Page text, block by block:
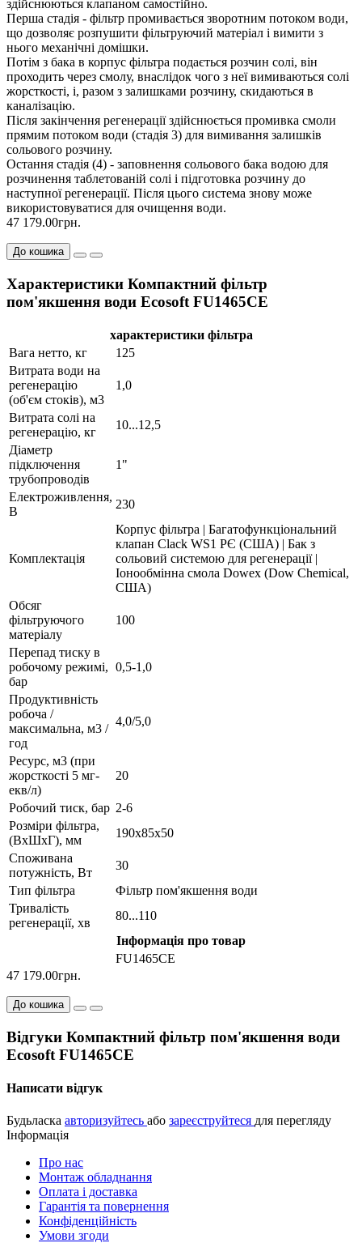
здійснюються клапаном самостійно.
Перша стадія - фільтр промивається зворотним потоком води,
що дозволяє розпушити фільтруючий матеріал і вимити з
нього механічні домішки.
Потім з бака в корпус фільтра подається розчин солі, він
проходить через смолу, внаслідок чого з неї вимиваються солі
жорсткості, і, разом з залишками розчину, скидаються в
каналізацію.
Після закінчення регенерації здійснюється промивка смоли
прямим потоком води (стадія 3) для вимивання залишків
сольового розчину.
Остання стадія (4) - заповнення сольового бака водою для
розчинення таблетованій солі і підготовка розчину до
наступної регенерації. Після цього система знову може
використовуватися для очищення води.
47 179.00грн.
До кошика
Характеристики Компактний фільтр
пом'якшення води Ecosoft FU1465CE
характеристики фільтра
Вага нетто, кг
125
Витрата води на
регенерацію
(об'єм стоків), м3
1,0
Витрата солі на
регенерацію, кг
10...12,5
Діаметр
підключення
трубопроводів
1"
Електроживлення,
В
230
Комплектація
Корпус фільтра | Багатофункціональний
клапан Clack WS1 РЄ (США) | Бак з
сольовий системою для регенерації |
Іонообмінна смола Dowex (Dow Chemical,
США)
Обсяг
фільтруючого
матеріалу
100
Перепад тиску в
робочому режимі,
бар
0,5-1,0
Продуктивність
робоча /
максимальна, м3 /
год
4,0/5,0
Ресурс, м3 (при
жорсткості 5 мг-
екв/л)
20
Робочий тиск, бар 2-6
Розміри фільтра,
(ВхШхГ), мм
190х85х50
Споживана
потужність, Вт
30
Тип фільтра
Фільтр пом'якшення води
Тривалість
регенерації, хв
80...110
Інформація про товар
FU1465CE
47 179.00грн.
До кошика
Відгуки Компактний фільтр пом'якшення води
Ecosoft FU1465CE
Написати відгук
Будьласка авторизуйтесь або зареєструйтеся для перегляду
Інформація
Про нас
Монтаж обладнання
Оплата і доставка
Гарантія та повернення
Конфіденційність
Умови згоди